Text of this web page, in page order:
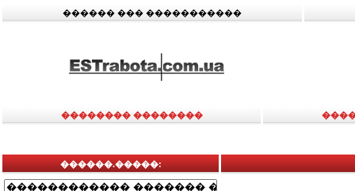
������ ��� �����������
�������� ��������
������.�����: